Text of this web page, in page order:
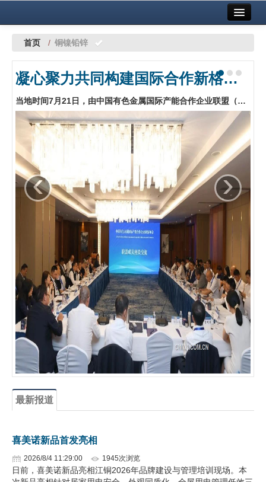
中国有色金属报社主办 广告服务
铜镍铅锌
铝
稀有稀土
有色市场
科技
地矿 建设
企业文化
《资源再生》杂志
行情报价
数字报
首页 / 铜镍铅锌
凝心聚力共同构建国际合作新格局 中国有色金属国际产能合作企业联盟年会在哈萨克斯坦阿斯塔纳召开
当地时间7月21日，由中国有色金属国际产能合作企业联盟（以下简称“联盟”）主办的中国有色金属国际产能合作企业联盟年会在哈萨克斯坦阿斯塔纳召开。…
‹ ›
最新报道
喜美诺新品首发亮相
2026/8/4 11:29:00 1945次浏览
日前，喜美诺新品亮相江铜2026年品牌建设与管理培训现场。本